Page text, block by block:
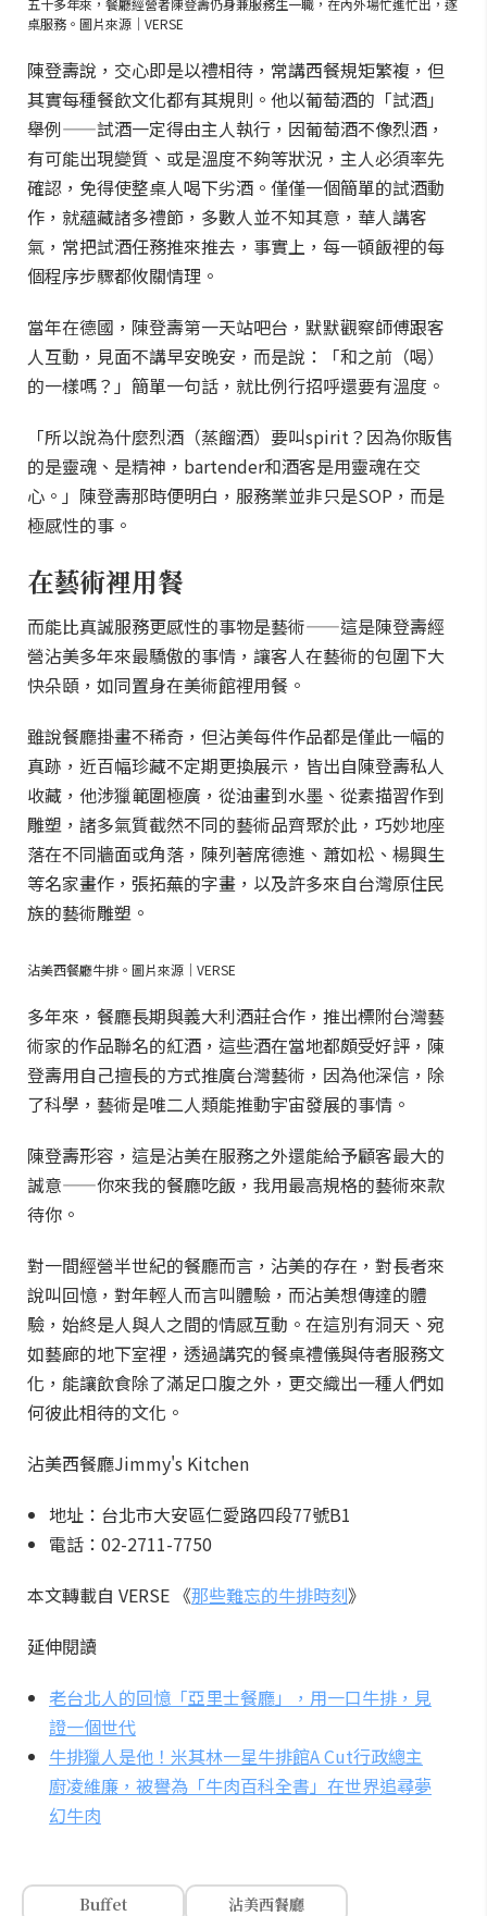
五十多年來，餐廳經營者陳登壽仍身兼服務生一職，在內外場忙進忙出，逐
桌服務。圖片來源｜VERSE
陳登壽說，交心即是以禮相待，常講西餐規矩繁複，但
其實每種餐飲文化都有其規則。他以葡萄酒的「試酒」
舉例——試酒一定得由主人執行，因葡萄酒不像烈酒，
有可能出現變質、或是溫度不夠等狀況，主人必須率先
確認，免得使整桌人喝下劣酒。僅僅一個簡單的試酒動
作，就蘊藏諸多禮節，多數人並不知其意，華人講客
氣，常把試酒任務推來推去，事實上，每一頓飯裡的每
個程序步驟都攸關情理。
當年在德國，陳登壽第一天站吧台，默默觀察師傅跟客
人互動，見面不講早安晚安，而是說：「和之前（喝）
的一樣嗎？」簡單一句話，就比例行招呼還要有溫度。
「所以說為什麼烈酒（蒸餾酒）要叫spirit？因為你販售
的是靈魂、是精神，bartender和酒客是用靈魂在交
心。」陳登壽那時便明白，服務業並非只是SOP，而是
極感性的事。
在藝術裡用餐
而能比真誠服務更感性的事物是藝術——這是陳登壽經
營沾美多年來最驕傲的事情，讓客人在藝術的包圍下大
快朵頤，如同置身在美術館裡用餐。
雖說餐廳掛畫不稀奇，但沾美每件作品都是僅此一幅的
真跡，近百幅珍藏不定期更換展示，皆出自陳登壽私人
收藏，他涉獵範圍極廣，從油畫到水墨、從素描習作到
雕塑，諸多氣質截然不同的藝術品齊聚於此，巧妙地座
落在不同牆面或角落，陳列著席德進、蕭如松、楊興生
等名家畫作，張拓蕪的字畫，以及許多來自台灣原住民
族的藝術雕塑。
沾美西餐廳牛排。圖片來源｜VERSE
多年來，餐廳長期與義大利酒莊合作，推出標附台灣藝
術家的作品聯名的紅酒，這些酒在當地都頗受好評，陳
登壽用自己擅長的方式推廣台灣藝術，因為他深信，除
了科學，藝術是唯二人類能推動宇宙發展的事情。
陳登壽形容，這是沾美在服務之外還能給予顧客最大的
誠意——你來我的餐廳吃飯，我用最高規格的藝術來款
待你。
對一間經營半世紀的餐廳而言，沾美的存在，對長者來
說叫回憶，對年輕人而言叫體驗，而沾美想傳達的體
驗，始終是人與人之間的情感互動。在這別有洞天、宛
如藝廊的地下室裡，透過講究的餐桌禮儀與侍者服務文
化，能讓飲食除了滿足口腹之外，更交織出一種人們如
何彼此相待的文化。
沾美西餐廳Jimmy's Kitchen
地址：台北市大安區仁愛路四段77號B1
電話：02-2711-7750
本文轉載自 VERSE 《那些難忘的牛排時刻》
延伸閱讀
老台北人的回憶「亞里士餐廳」，用一口牛排，見
證一個世代
牛排獵人是他！米其林一星牛排館A Cut行政總主
廚凌維廉，被譽為「牛肉百科全書」在世界追尋夢
幻牛肉
Buffet
沾美西餐廳